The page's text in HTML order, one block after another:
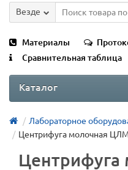
Везде
Материалы
Сравнительная таблица
Каталог
Лабораторное
Центрифуга молочная
Центрифуга